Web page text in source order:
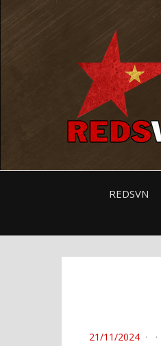
REDSVN
POSTED
21/11/2024